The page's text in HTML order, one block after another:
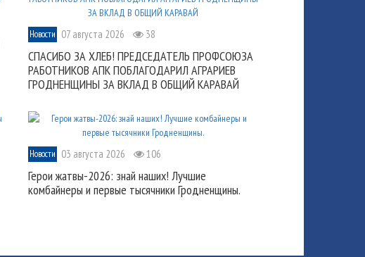
Новости 07 августа 2026 38
СПАСИБО ЗА ХЛЕБ! ПРЕДСЕДАТЕЛЬ ПРОФСОЮЗА
РАБОТНИКОВ АПК ПОБЛАГОДАРИЛ АГРАРИЕВ
ГРОДНЕНЩИНЫ ЗА ВКЛАД В ОБЩИЙ КАРАВАЙ
Новости 03 августа 2026 106
Герои жатвы-2026: знай наших! Лучшие
комбайнеры и первые тысячники Гродненщины.